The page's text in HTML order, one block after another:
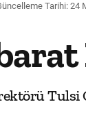
Tarihi: 24
Tulsi